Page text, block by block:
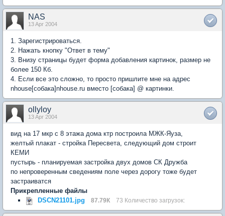
NAS
13 Apr 2004
1. Зарегистрироваться.
2. Нажать кнопку "Ответ в тему"
3. Внизу страницы будет форма добавления картинок, размер не
более 150 Кб.
4. Если все это сложно, то просто пришлите мне на адрес
nhouse[собака]nhouse.ru вместо [собака] @ картинки.
ollyloy
13 Apr 2004
вид на 17 мкр с 8 этажа дома ктр построила МЖК-Яуза,
желтый плакат - стройка Пересвета, следующий дом строит
КЕМИ
пустырь - планируемая застройка двух домов СК Дружба
по непроверенным сведениям поле через дорогу тоже будет
застраиватся
Прикрепленные файлы
DSCN21101.jpg
87.79К 73 Количество загрузок: